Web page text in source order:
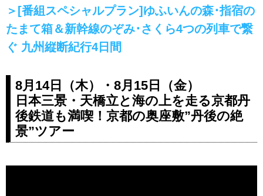
＞[番組スペシャルプラン]ゆふいんの森･指宿の
たまて箱＆新幹線のぞみ･さくら4つの列車で繋
ぐ 九州縦断紀行4日間
8月14日（木）・8月15日（金）
日本三景・天橋立と海の上を走る京都丹
後鉄道も満喫！京都の奥座敷”丹後の絶
景”ツアー